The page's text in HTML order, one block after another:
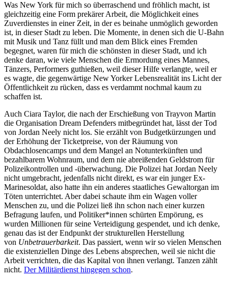
Was New York für mich so überraschend und fröhlich macht, ist
gleichzeitig eine Form prekärer Arbeit, die Möglichkeit eines
Zuverdienstes in einer Zeit, in der es beinahe unmöglich geworden
ist, in dieser Stadt zu leben. Die Momente, in denen sich die U-Bahn
mit Musik und Tanz füllt und man dem Blick eines Fremden
begegnet, waren für mich die schönsten in dieser Stadt, und ich
denke daran, wie viele Menschen die Ermordung eines Mannes,
Tänzers, Performers guthießen, weil dieser Hilfe verlangte, weil er
es wagte, die gegenwärtige New Yorker Lebensrealität ins Licht der
Öffentlichkeit zu rücken, dass es verdammt nochmal kaum zu
schaffen ist.
Auch Ciara Taylor, die nach der Erschießung von Trayvon Martin
die Organisation Dream Defenders mitbegründet hat, lässt der Tod
von Jordan Neely nicht los. Sie erzählt von Budgetkürzungen und
der Erhöhung der Ticketpreise, von der Räumung von
Obdachlosencamps und dem Mangel an Notunterkünften und
bezahlbarem Wohnraum, und dem nie abreißenden Geldstrom für
Polizeikontrollen und -überwachung. Die Polizei hat Jordan Neely
nicht umgebracht, jedenfalls nicht direkt, es war ein junger Ex-
Marinesoldat, also hatte ihn ein anderes staatliches Gewaltorgan im
Töten unterrichtet. Aber dabei schaute ihm ein Wagen voller
Menschen zu, und die Polizei ließ ihn schon nach einer kurzen
Befragung laufen, und Politiker*innen schürten Empörung, es
wurden Millionen für seine Verteidigung gespendet, und ich denke,
genau das ist der Endpunkt der strukturellen Herstellung
von Unbetrauerbarkeit. Das passiert, wenn wir so vielen Menschen
die existenziellen Dinge des Lebens absprechen, weil sie nicht die
Arbeit verrichten, die das Kapital von ihnen verlangt. Tanzen zählt
nicht. Der Militärdienst hingegen schon.